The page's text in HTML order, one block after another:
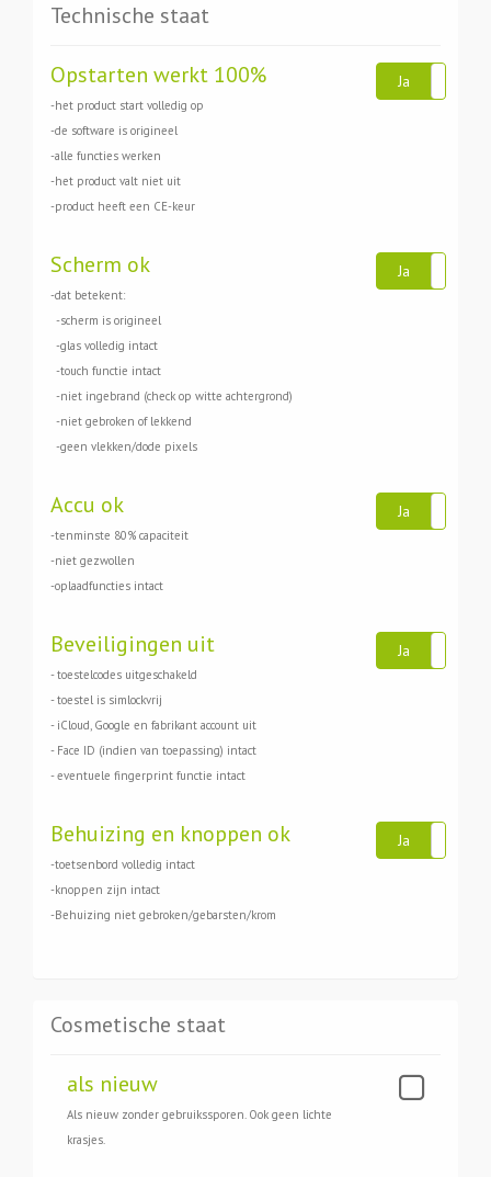
Technische staat
Opstarten werkt 100%
-het product start volledig op
-de software is origineel
-alle functies werken
-het product valt niet uit
-product heeft een CE-keur
Ja
Scherm ok
-dat betekent:
-scherm is origineel
-glas volledig intact
-touch functie intact
-niet ingebrand (check op witte achtergrond)
-niet gebroken of lekkend
-geen vlekken/dode pixels
Ja
Accu ok
-tenminste 80% capaciteit
-niet gezwollen
-oplaadfuncties intact
Ja
Beveiligingen uit
- toestelcodes uitgeschakeld
- toestel is simlockvrij
- iCloud, Google en fabrikant account uit
- Face ID (indien van toepassing) intact
- eventuele fingerprint functie intact
Ja
Behuizing en knoppen ok
-toetsenbord volledig intact
-knoppen zijn intact
-Behuizing niet gebroken/gebarsten/krom
Ja
Cosmetische staat
als nieuw
Als nieuw zonder gebruikssporen. Ook geen lichte
krasjes.